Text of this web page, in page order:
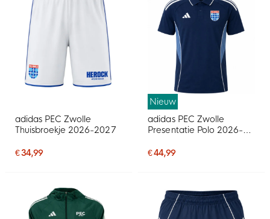
adidas PEC Zwolle
Thuisbroekje 2026-2027
€ 34,99
Nieuw
adidas PEC Zwolle
Presentatie Polo 2026-
€ 44,99